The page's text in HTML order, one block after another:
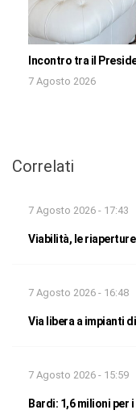
Incontro tra il
7 Agosto 2026
Correlati
7 Agosto 2026 - 17:43
Viabilità, le
7 Agosto 2026 - 16:48
Via libera a impianti
7 Agosto 2026 - 15:59
Bardi: 1,6 milioni per